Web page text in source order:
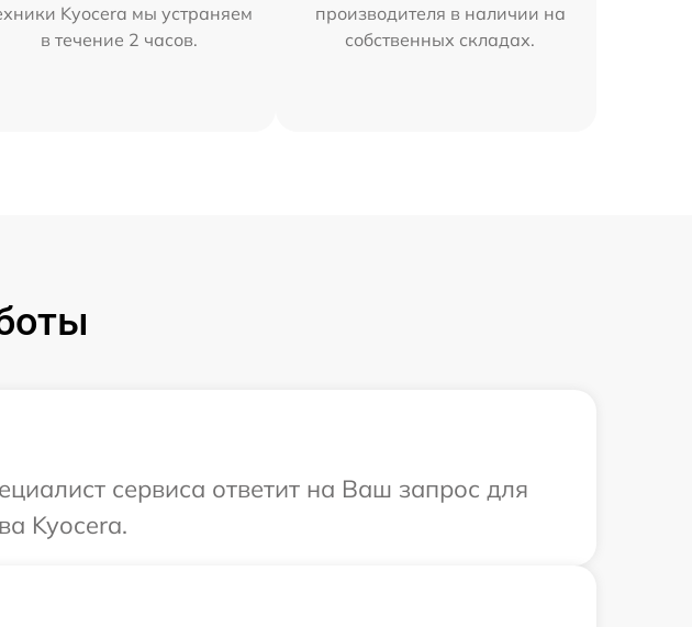
Kyocera мы устраняем
в течение 2 часов.
производителя в наличии на
собственных складах.
сервиса ответит на Ваш запрос для
Kyocera.